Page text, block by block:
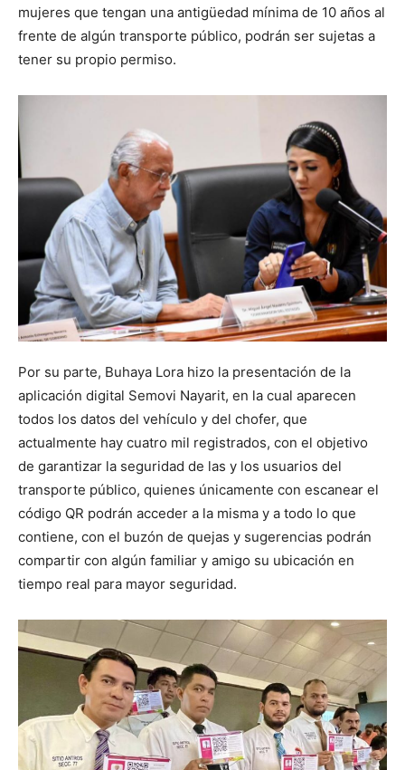
mujeres que tengan una antigüedad mínima de 10 años al
frente de algún transporte público, podrán ser sujetas a
tener su propio permiso.
Por su parte, Buhaya Lora hizo la presentación de la
aplicación digital Semovi Nayarit, en la cual aparecen
todos los datos del vehículo y del chofer, que
actualmente hay cuatro mil registrados, con el objetivo
de garantizar la seguridad de las y los usuarios del
transporte público, quienes únicamente con escanear el
código QR podrán acceder a la misma y a todo lo que
contiene, con el buzón de quejas y sugerencias podrán
compartir con algún familiar y amigo su ubicación en
tiempo real para mayor seguridad.